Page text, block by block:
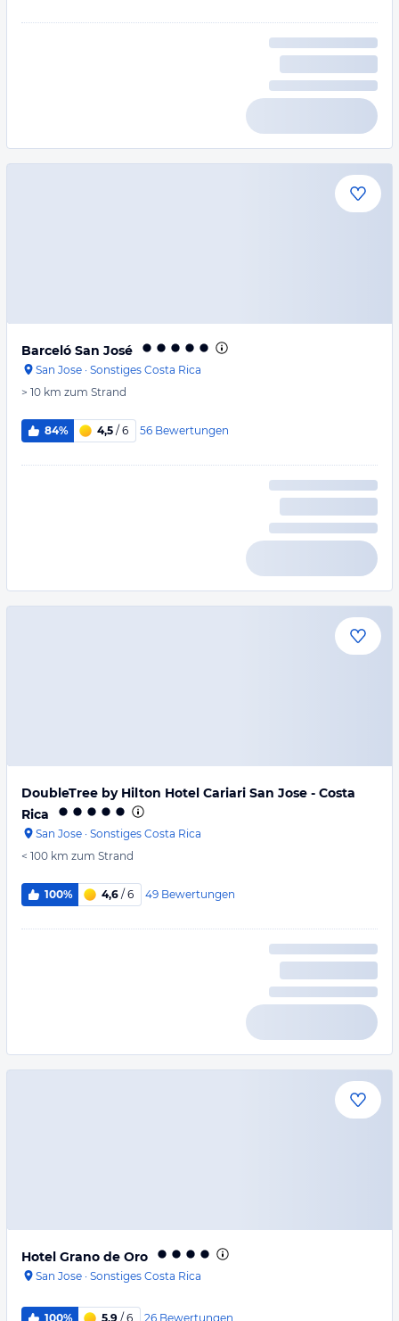
Barceló San José
San Jose · Sonstiges Costa Rica
> 10 km zum Strand
84% 4,5 / 6 56 Bewertungen
DoubleTree by Hilton Hotel Cariari San Jose - Costa
Rica
San Jose · Sonstiges Costa Rica
< 100 km zum Strand
100% 4,6 / 6 49 Bewertungen
Hotel Grano de Oro
San Jose · Sonstiges Costa Rica
100% 5,9 / 6 26 Bewertungen